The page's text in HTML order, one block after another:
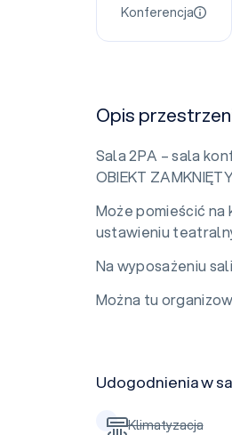
Konferencja
Opis
Sala 2PA – sala
OBIEKT
Może pomieścić
ustawieniu
Na wyposażeniu
Można tu
Udogodnienia w
Klimatyzacja